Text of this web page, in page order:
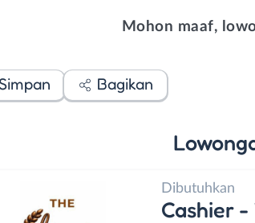
Mohon maaf,
Simpan Bagikan
Dibutuhkan
Cashier